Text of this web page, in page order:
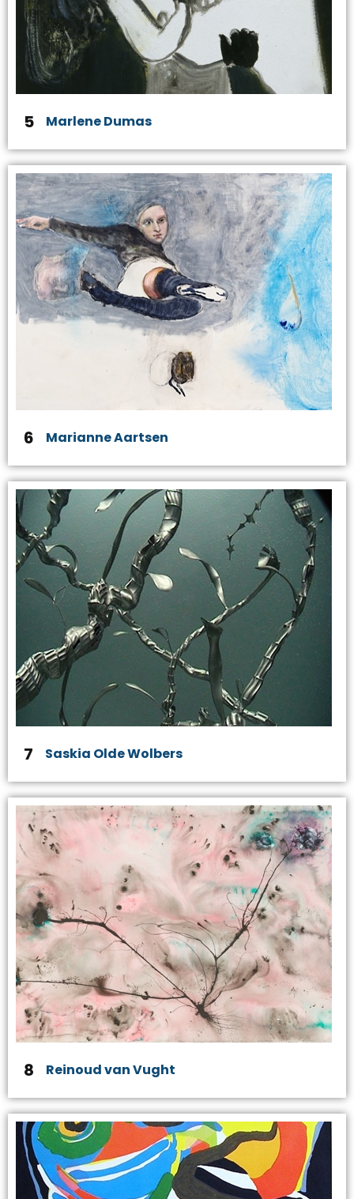
5 Marlene Dumas
6 Marianne Aartsen
7 Saskia Olde Wolbers
8 Reinoud van Vught